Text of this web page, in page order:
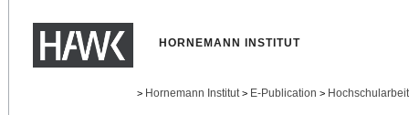
HORNEMANN INSTITUT
> Hornemann Institut > E-Publication >